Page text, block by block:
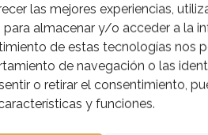
las mejores experiencias,
para almacenar y/o acceder a la
de estas tecnologías nos
de navegación o las
o retirar el consentimiento,
y funciones.
INFORMACIÓN ADICIONAL
fusión metal de 11 x 7.5 cm